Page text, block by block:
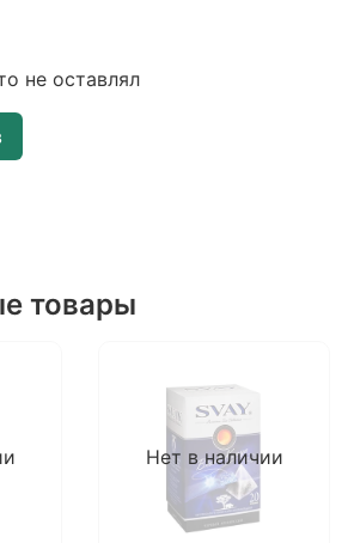
не оставлял
товары
Нет в наличии